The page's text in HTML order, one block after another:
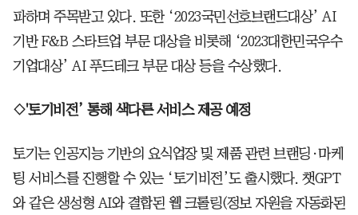
파하며 주목받고 있다. 또한 ‘2023국민선호브랜드대상’ AI
기반 F&B 스타트업 부문 대상을 비롯해 ‘2023대한민국우수
기업대상’ AI 푸드테크 부문 대상 등을 수상했다.
◇'토기비전’ 통해 색다른 서비스 제공 예정
토기는 인공지능 기반의 요식업장 및 제품 관련 브랜딩·마케
팅 서비스를 진행할 수 있는 ‘토기비전’도 출시했다. 챗GPT
와 같은 생성형 AI와 결합된 웹 크롤링(정보 자원을 자동화된